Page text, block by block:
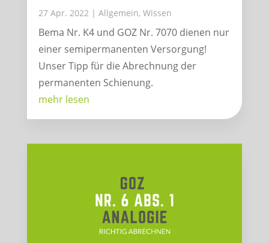
27 Apr. 2022 | Allgemein, Wissen
Bema Nr. K4 und GOZ Nr. 7070 dienen nur
einer semipermanenten Versorgung!
Unser Tipp für die Abrechnung der
permanenten Schienung.
mehr lesen